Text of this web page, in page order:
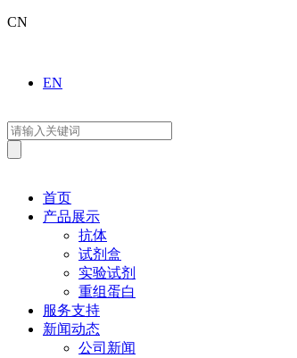
CN
EN
首页
产品展示
抗体
试剂盒
实验试剂
重组蛋白
服务支持
新闻动态
公司新闻